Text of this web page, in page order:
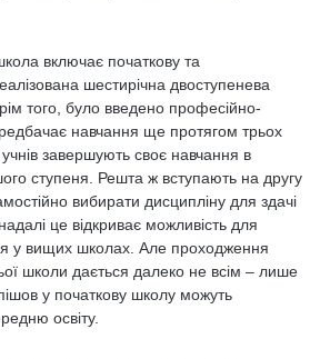
включає початкову та
шестирічна двоступенева
того, було введено професійно-
навчання ще протягом трьох
завершують своє навчання в
ступеня. Решта ж вступають на другу
вибирати дисципліну для здачі
це відкриває можливість для
у вищих школах. Але проходження
школи дається далеко не всім – лише
пішов у початкову школу можуть
освіту.